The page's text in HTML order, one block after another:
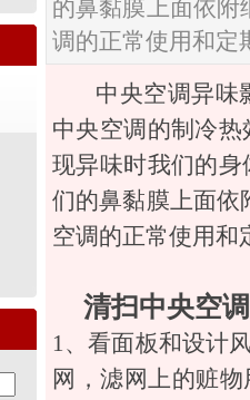
的鼻黏膜上面依
调的正常使用和定
中央空调异味
中央空调的制冷
现异味时我们的
们的鼻黏膜上面依
空调的正常使用和
清扫中央空
1、看面板和设计
网，滤网上的赃